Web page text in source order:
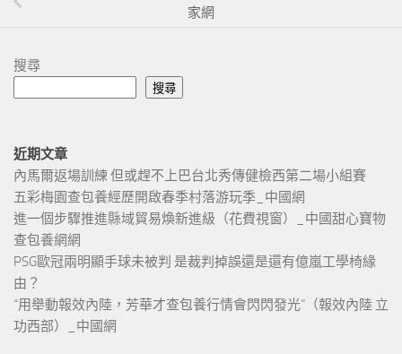
家網
搜尋
搜尋
近期文章
內馬爾返場訓練 但或趕不上巴台北秀傳健檢西第二場小組賽
五彩梅園查包養經歷開啟春季村落游玩季_中國網
進一個步驟推進縣域貿易煥新進級（花費視窗）_中國甜心寶物
查包養網網
PSG歐冠兩明顯手球未被判 是裁判掉誤還是還有億嵐工學椅緣
由？
“用舉動報效內陸，芳華才查包養行情會閃閃發光”（報效內陸 立
功西部）_中國網